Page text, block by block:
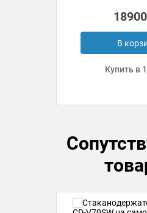
18900
В
Купить в